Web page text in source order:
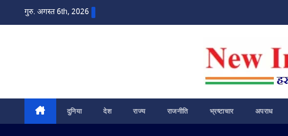
गुरु. अगस्त 6th, 2026
दुनिया देश राज्य राजनीति भ्रष्टाचार अपराध